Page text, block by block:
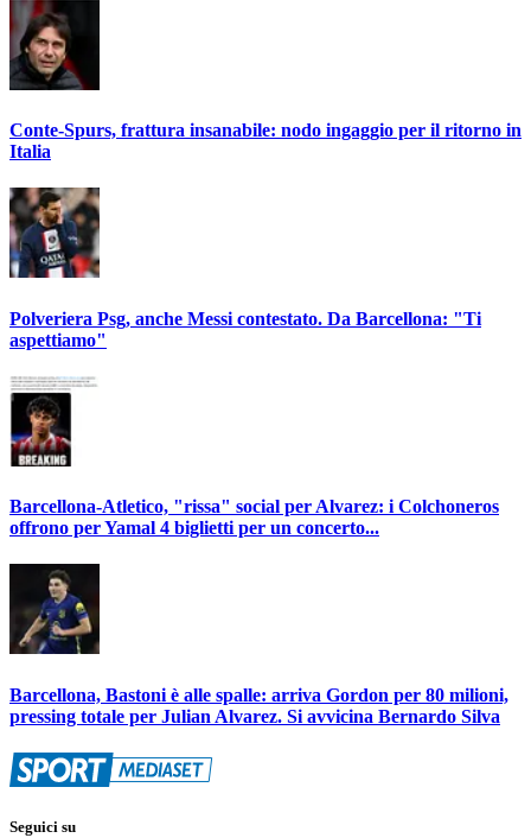
Conte-Spurs, frattura insanabile: nodo ingaggio per il ritorno in
Italia
Polveriera Psg, anche Messi contestato. Da Barcellona: "Ti
aspettiamo"
Barcellona-Atletico, "rissa" social per Alvarez: i Colchoneros
offrono per Yamal 4 biglietti per un concerto...
Barcellona, Bastoni è alle spalle: arriva Gordon per 80 milioni,
pressing totale per Julian Alvarez. Si avvicina Bernardo Silva
Seguici su